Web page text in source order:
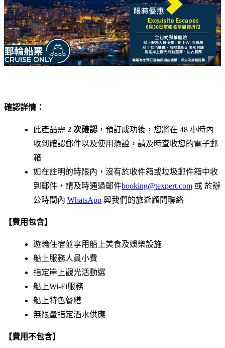
確認詳情：
此產品需 2 次確認 ，預訂成功後，您將在 48 小時內
收到確認郵件以及使用憑證，請及時查收您的電子郵
箱
如在註明的時限內，沒有於收件箱或垃圾郵件箱中收
到郵件，請及時通過郵件booking@texpert.com 或 於辦
公時間內 WhatsApp 與我們的旅遊顧問聯絡
【費用包含】
遊輪住宿並享用船上美食及娛樂設施
船上服務人員小費
指定岸上觀光活動選
船上Wi-Fi服務
船上特色餐膳
無限量指定酒水供應
【費用不包含】